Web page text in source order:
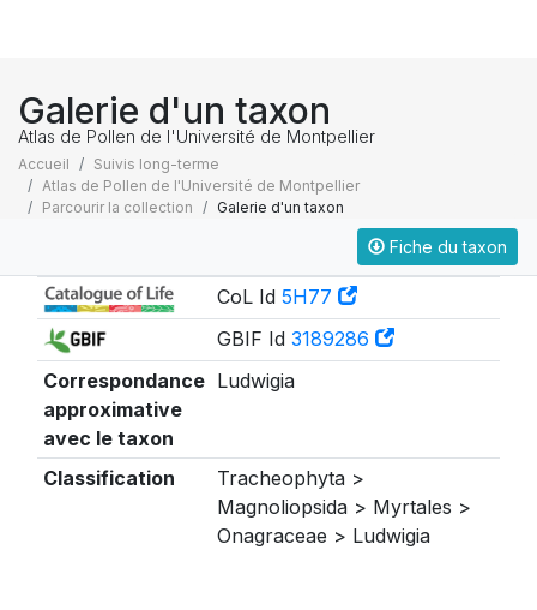
Galerie d'un taxon
Atlas de Pollen de l'Université de Montpellier
Accueil
Suivis long-terme
Atlas de Pollen de l'Université de Montpellier
Parcourir la collection
Galerie d'un taxon
Fiche du taxon
CoL Id 5H77
GBIF Id 3189286
Correspondance
approximative
avec le taxon
Ludwigia
Classification
Tracheophyta >
Magnoliopsida > Myrtales >
Onagraceae > Ludwigia